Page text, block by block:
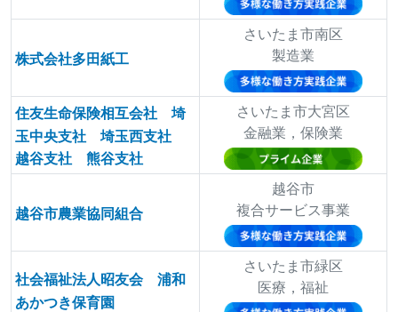
株式会社多田紙工
さいたま市南区
製造業
住友生命保険相互会社 埼
玉中央支社 埼玉西支社
越谷支社 熊谷支社
さいたま市大宮区
金融業，保険業
越谷市農業協同組合
越谷市
複合サービス事業
社会福祉法人昭友会 浦和
あかつき保育園
さいたま市緑区
医療，福祉